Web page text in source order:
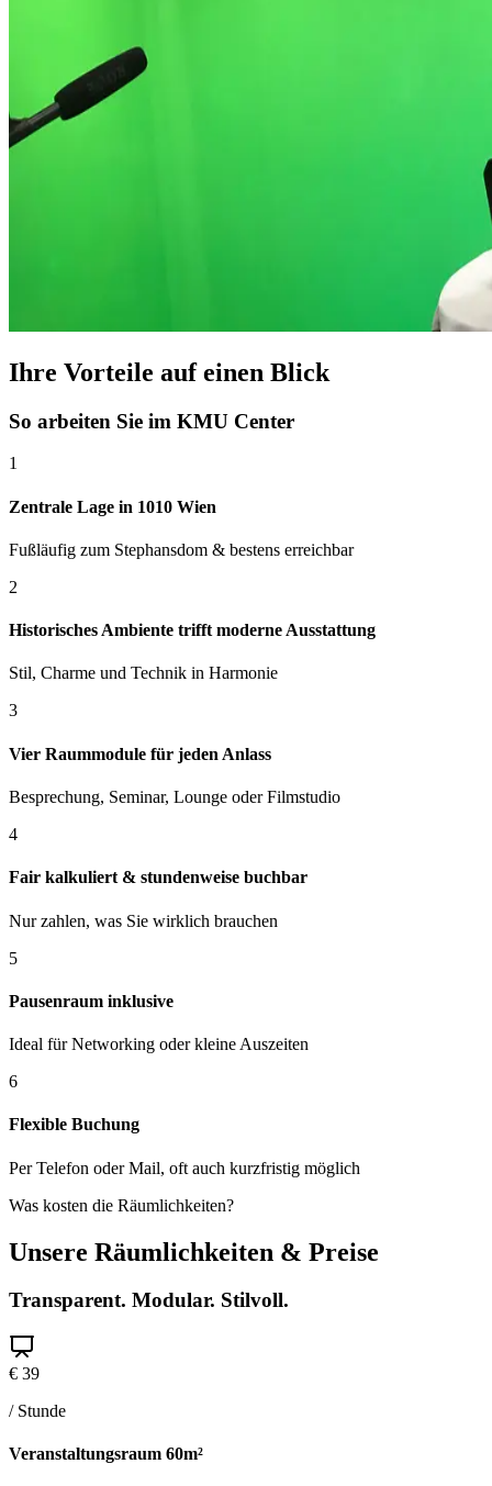
Ihre Vorteile auf einen Blick
So arbeiten Sie im KMU Center
1
Zentrale Lage in 1010 Wien
Fußläufig zum Stephansdom & bestens erreichbar
2
Historisches Ambiente trifft moderne Ausstattung
Stil, Charme und Technik in Harmonie
3
Vier Raummodule für jeden Anlass
Besprechung, Seminar, Lounge oder Filmstudio
4
Fair kalkuliert & stundenweise buchbar
Nur zahlen, was Sie wirklich brauchen
5
Pausenraum inklusive
Ideal für Networking oder kleine Auszeiten
6
Flexible Buchung
Per Telefon oder Mail, oft auch kurzfristig möglich
Was kosten die Räumlichkeiten?
Unsere Räumlichkeiten & Preise
Transparent. Modular. Stilvoll.
€ 39
/ Stunde
Veranstaltungsraum 60m²